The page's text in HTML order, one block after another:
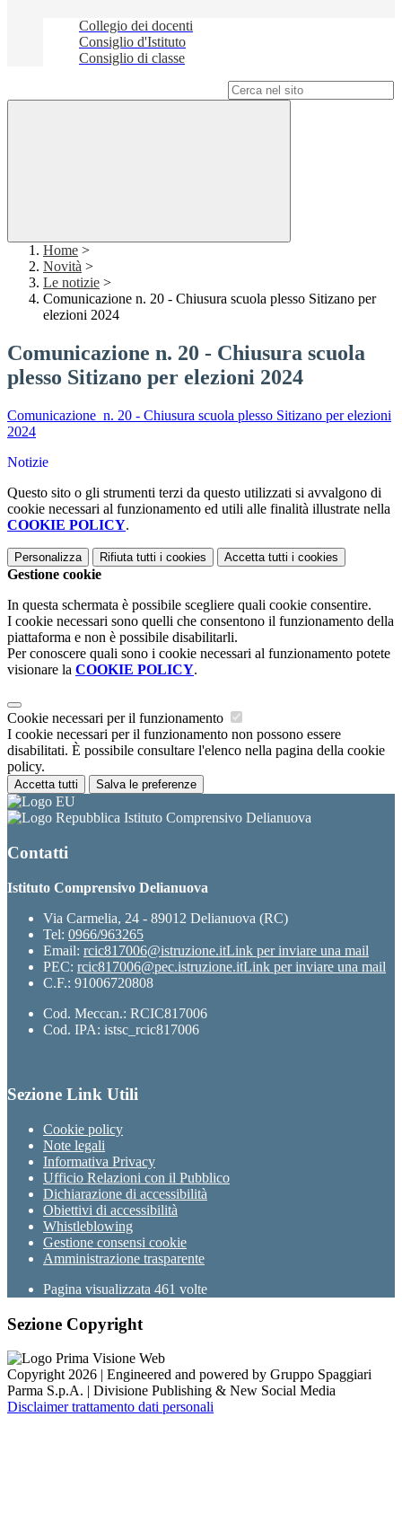
Collegio dei docenti
Consiglio d'Istituto
Consiglio di classe
Home >
Novità >
Le notizie >
Comunicazione n. 20 - Chiusura scuola plesso Sitizano per
elezioni 2024
Comunicazione n. 20 - Chiusura scuola
plesso Sitizano per elezioni 2024
Comunicazione n. 20 - Chiusura scuola plesso Sitizano per elezioni
2024
Notizie
Questo sito o gli strumenti terzi da questo utilizzati si avvalgono di
cookie necessari al funzionamento ed utili alle finalità illustrate nella
COOKIE POLICY.
Personalizza Rifiuta tutti i cookies Accetta tutti i cookies
Gestione cookie
In questa schermata è possibile scegliere quali cookie consentire.
I cookie necessari sono quelli che consentono il funzionamento della
piattaforma e non è possibile disabilitarli.
Per conoscere quali sono i cookie necessari al funzionamento potete
visionare la COOKIE POLICY.
Cookie necessari per il funzionamento
I cookie necessari per il funzionamento non possono essere
disabilitati. È possibile consultare l'elenco nella pagina della cookie
policy.
Accetta tutti Salva le preferenze
Istituto Comprensivo Delianuova
Contatti
Istituto Comprensivo Delianuova
Via Carmelia, 24 - 89012 Delianuova (RC)
Tel: 0966/963265
Email: rcic817006@istruzione.itLink per inviare una mail
PEC: rcic817006@pec.istruzione.itLink per inviare una mail
C.F.: 91006720808
Cod. Meccan.: RCIC817006
Cod. IPA: istsc_rcic817006
Sezione Link Utili
Cookie policy
Note legali
Informativa Privacy
Ufficio Relazioni con il Pubblico
Dichiarazione di accessibilità
Obiettivi di accessibilità
Whistleblowing
Gestione consensi cookie
Amministrazione trasparente
Pagina visualizzata 461 volte
Sezione Copyright
Copyright 2026 | Engineered and powered by Gruppo Spaggiari
Parma S.p.A. | Divisione Publishing & New Social Media
Disclaimer trattamento dati personali